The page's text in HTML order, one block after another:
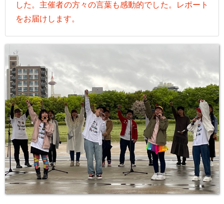
した。主催者の方々の言葉も感動的でした。レポート
をお届けします。